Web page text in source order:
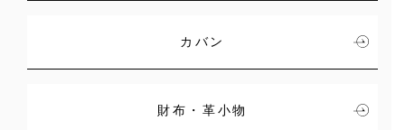
カバン
財布・革小物